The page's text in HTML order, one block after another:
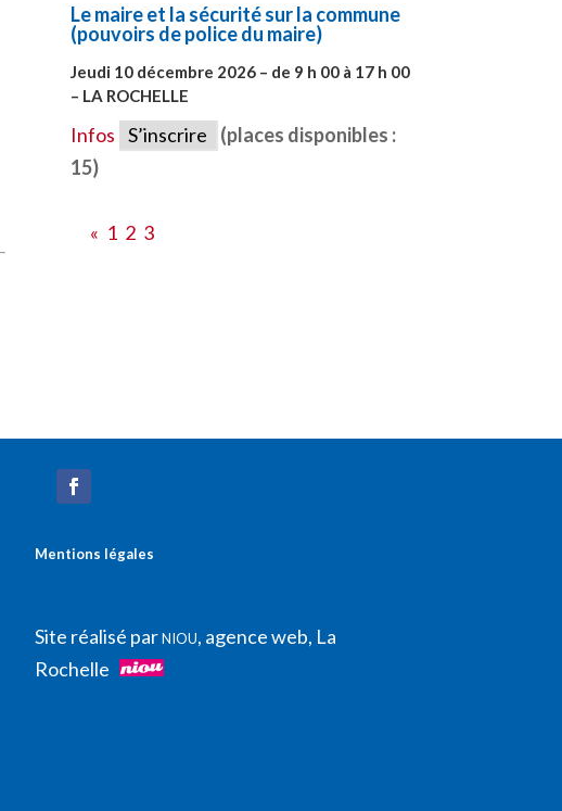
Le maire et la sécurité sur la commune
(pouvoirs de police du maire)
Jeudi 10 décembre 2026 – de 9 h 00 à 17 h 00
– LA ROCHELLE
Infos S’inscrire
(places disponibles :
15)
« 1 2 3
Mentions légales
Site réalisé parNIOU, agence web, La
Rochelle